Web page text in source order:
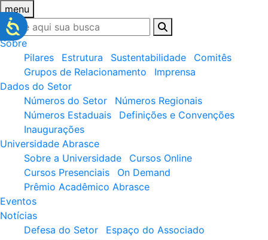
menu
Sobre
Pilares
Estrutura Sustentabilidade
Comitês
Grupos de Relacionamento
Imprensa
Dados do Setor
Números do Setor
Números Regionais
Números Estaduais
Definições e Convenções
Inaugurações
Universidade Abrasce
Sobre a Universidade
Cursos Online
Cursos Presenciais
On Demand
Prêmio Acadêmico Abrasce
Eventos
Notícias
Defesa do Setor
Espaço do Associado